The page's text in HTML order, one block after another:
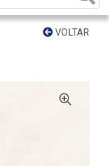
VOLTAR